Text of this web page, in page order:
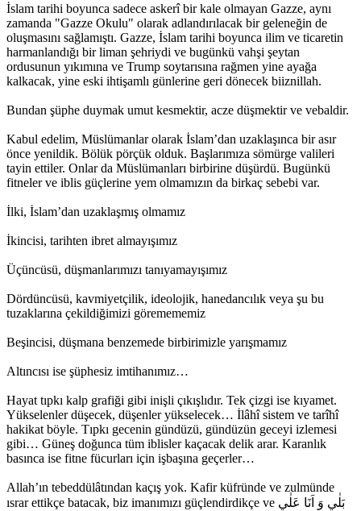
İslam tarihi boyunca sadece askerî bir kale olmayan Gazze, aynı
zamanda "Gazze Okulu" olarak adlandırılacak bir geleneğin de
oluşmasını sağlamıştı. Gazze, İslam tarihi boyunca ilim ve ticaretin
harmanlandığı bir liman şehriydi ve bugünkü vahşi şeytan
ordusunun yıkımına ve Trump soytarısına rağmen yine ayağa
kalkacak, yine eski ihtişamlı günlerine geri dönecek biiznillah.
Bundan şüphe duymak umut kesmektir, acze düşmektir ve vebaldir.
Kabul edelim, Müslümanlar olarak İslam’dan uzaklaşınca bir asır
önce yenildik. Bölük pörçük olduk. Başlarımıza sömürge valileri
tayin ettiler. Onlar da Müslümanları birbirine düşürdü. Bugünkü
fitneler ve iblis güçlerine yem olmamızın da birkaç sebebi var.
İlki, İslam’dan uzaklaşmış olmamız
İkincisi, tarihten ibret almayışımız
Üçüncüsü, düşmanlarımızı tanıyamayışımız
Dördüncüsü, kavmiyetçilik, ideolojik, hanedancılık veya şu bu
tuzaklarına çekildiğimizi göremememiz
Beşincisi, düşmana benzemede birbirimizle yarışmamız
Altıncısı ise şüphesiz imtihanımız…
Hayat tıpkı kalp grafiği gibi inişli çıkışlıdır. Tek çizgi ise kıyamet.
Yükselenler düşecek, düşenler yükselecek… İlâhî sistem ve tarîhî
hakikat böyle. Tıpkı gecenin gündüzü, gündüzün geceyi izlemesi
gibi… Güneş doğunca tüm iblisler kaçacak delik arar. Karanlık
basınca ise fitne fücurları için işbaşına geçerler…
Allah’ın tebeddülâtından kaçış yok. Kafir küfründe ve zulmünde
ısrar ettikçe batacak, biz imanımızı güçlendirdikçe ve بَلٰي وَ اَنَا عَلٰي